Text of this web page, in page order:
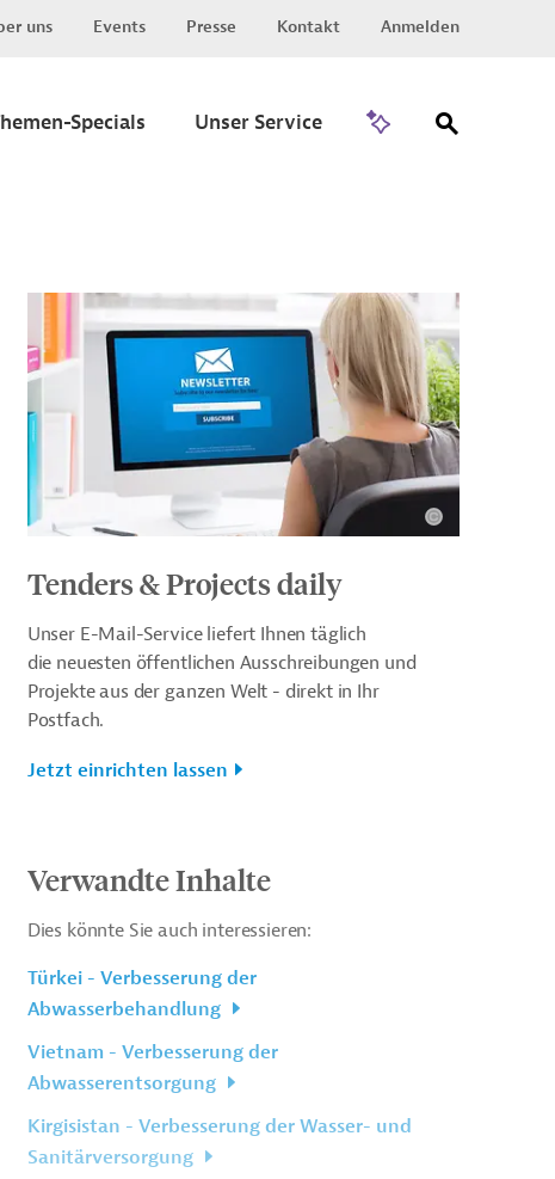
uns Events Presse Kontakt Anmelden
Specials Unser Service
Tenders & Projects daily
Unser E-Mail-Service liefert Ihnen täglich
die neuesten öffentlichen Ausschreibungen und
Projekte aus der ganzen Welt - direkt in Ihr
Postfach.
Jetzt einrichten lassen
Verwandte Inhalte
Dies könnte Sie auch interessieren:
Türkei - Verbesserung der
Abwasserbehandlung
Vietnam - Verbesserung der
Abwasserentsorgung
Kirgisistan - Verbesserung der Wasser- und
Sanitärversorgung